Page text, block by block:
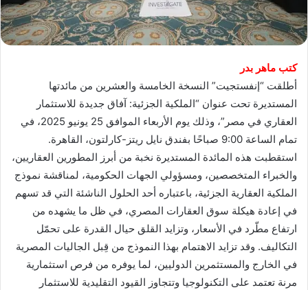
كتب ماهر بدر
أطلقت “إنفستجيت” النسخة الخامسة والعشرين من مائدتها
المستديرة تحت عنوان “الملكية الجزئية: آفاق جديدة للاستثمار
العقاري في مصر”، وذلك يوم الأربعاء الموافق 25 يونيو 2025، في
تمام الساعة 9:00 صباحًا بفندق نايل ريتز-كارلتون، القاهرة.
استقطبت هذه المائدة المستديرة نخبة من أبرز المطورين العقاريين،
والخبراء المتخصصين، ومسؤولي الجهات الحكومية، لمناقشة نموذج
الملكية العقارية الجزئية، باعتباره أحد الحلول الناشئة التي قد تسهم
في إعادة هيكلة سوق العقارات المصري، في ظل ما يشهده من
ارتفاع مطّرد في الأسعار، وتزايد القلق حيال القدرة على تحمّل
التكاليف. وقد تزايد الاهتمام بهذا النموذج من قِبل الجاليات المصرية
في الخارج والمستثمرين الدوليين، لما يوفره من فرص استثمارية
مرنة تعتمد على التكنولوجيا وتتجاوز القيود التقليدية للاستثمار